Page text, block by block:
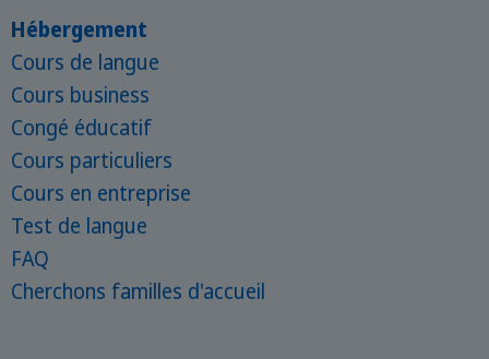
Hébergement
Cours de langue
Cours business
Congé éducatif
Cours particuliers
Cours en entreprise
Test de langue
FAQ
Cherchons familles d'accueil